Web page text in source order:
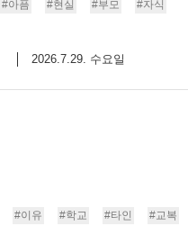
#아픔 #현실 #부모
#자식
2026.7.29. 수요일
#이유 #학교 #타인 #교복